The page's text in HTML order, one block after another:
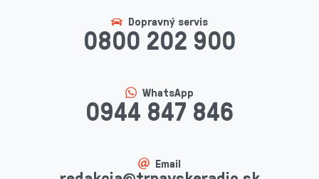
Dopravný servis
0800 202 900
WhatsApp
0944 847 846
Email